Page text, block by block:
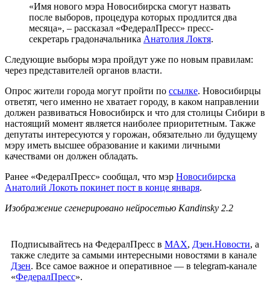
«Имя нового мэра Новосибирска смогут назвать
после выборов, процедура которых продлится два
месяца», – рассказал «ФедералПресс» пресс-
секретарь градоначальника Анатолия Локтя.
Следующие выборы мэра пройдут уже по новым правилам:
через представителей органов власти.
Опрос жители города могут пройти по ссылке. Новосибирцы
ответят, чего именно не хватает городу, в каком направлении
должен развиваться Новосибирск и что для столицы Сибири в
настоящий момент является наиболее приоритетным. Также
депутаты интересуются у горожан, обязательно ли будущему
мэру иметь высшее образование и какими личными
качествами он должен обладать.
Ранее «ФедералПресс» сообщал, что мэр Новосибирска
Анатолий Локоть покинет пост в конце января.
Изображение сгенерировано нейросетью Kandinsky 2.2
Подписывайтесь на ФедералПресс в МАХ, Дзен.Новости, а
также следите за самыми интересными новостями в канале
Дзен. Все самое важное и оперативное — в telegram-канале
«ФедералПресс».